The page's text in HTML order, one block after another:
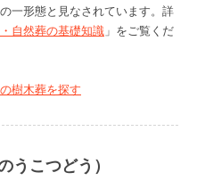
一形態と見なされています。詳
自然葬の基礎知識 」をご覧くだ
樹木葬を探す
うこつどう）